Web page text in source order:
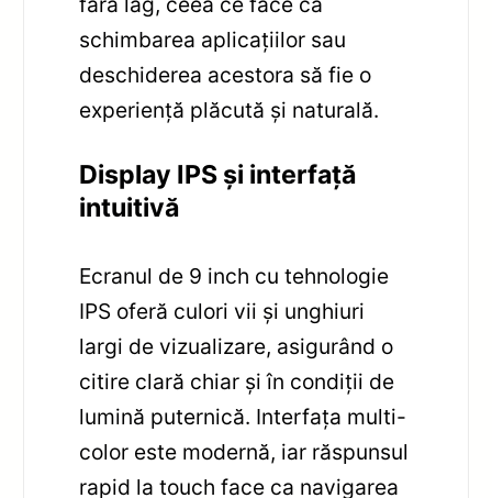
schimbarea aplicațiilor sau
deschiderea acestora să fie o
experiență plăcută și naturală.
Display IPS și interfață
intuitivă
Ecranul de 9 inch cu tehnologie
IPS oferă culori vii și unghiuri
largi de vizualizare, asigurând o
citire clară chiar și în condiții de
lumină puternică. Interfața multi-
color este modernă, iar răspunsul
rapid la touch face ca navigarea